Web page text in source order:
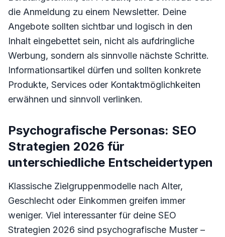
die Anmeldung zu einem Newsletter. Deine
Angebote sollten sichtbar und logisch in den
Inhalt eingebettet sein, nicht als aufdringliche
Werbung, sondern als sinnvolle nächste Schritte.
Informationsartikel dürfen und sollten konkrete
Produkte, Services oder Kontaktmöglichkeiten
erwähnen und sinnvoll verlinken.
Psychografische Personas: SEO
Strategien 2026 für
unterschiedliche Entscheidertypen
Klassische Zielgruppenmodelle nach Alter,
Geschlecht oder Einkommen greifen immer
weniger. Viel interessanter für deine SEO
Strategien 2026 sind psychografische Muster –